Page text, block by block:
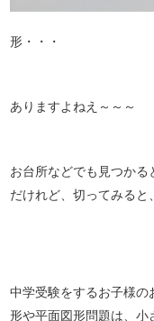
形・・・
ありますよねえ～～～
お台所などでも見つか
だけれど、切ってみると
中学受験をするお子様
形や平面図形問題は、